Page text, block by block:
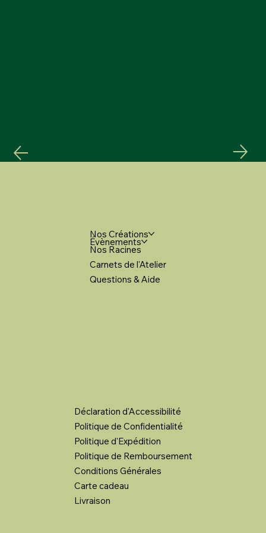
Déclaration d'Accessibilité
Politique de Confidentialité
Politique d'Expédition
Politique de Remboursement
Conditions Générales
Carte cadeau
Livraison
Nos Créations
Évènements
Nos Racines
Carnets de l'Atelier
Questions & Aide